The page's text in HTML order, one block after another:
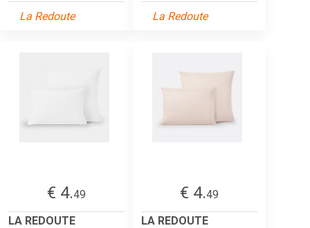
La Redoute
La Redoute
€ 4.49
LA REDOUTE
€ 4.49
LA REDOUTE